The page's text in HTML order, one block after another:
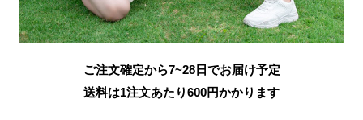
ご注文確定から7~28日でお届け予定
送料は1注文あたり600円かかります